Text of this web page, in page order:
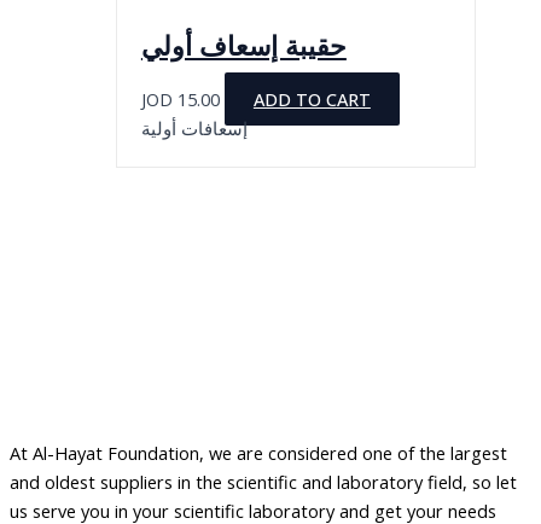
حقيبة إسعاف أولي
JOD 15.00
ADD TO CART
إسعافات أولية
At Al-Hayat Foundation, we are considered one of the largest
and oldest suppliers in the scientific and laboratory field, so let
us serve you in your scientific laboratory and get your needs